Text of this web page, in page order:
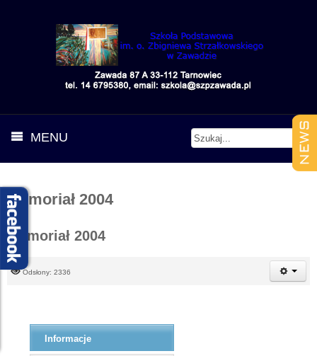
MENU
Memoriał 2004
Memoriał 2004
Odsłony: 2336
Informacje